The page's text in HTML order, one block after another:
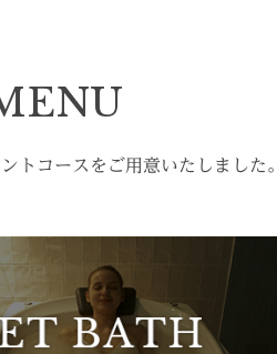
トコースをご用意いたしました。